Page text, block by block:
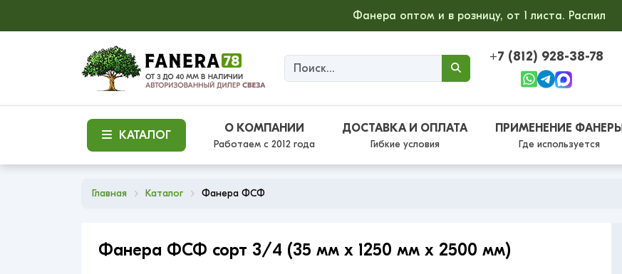
Фанера оптом и в розницу, от 1 листа. Распил
+7 (812) 928-38-78
КАТАЛОГ
О КОМПАНИИ
Работаем с 2012 года
ДОСТАВКА И ОПЛАТА
Гибкие условия
ПРИМЕНЕНИЕ ФАНЕРЫ
Где используется
Главная Каталог Фанера ФСФ
Фанера ФСФ сорт 3/4 (35 мм x 1250 мм x 2500 мм)